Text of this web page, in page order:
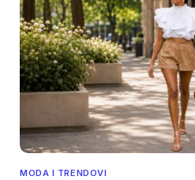
MODA I TRENDOVI